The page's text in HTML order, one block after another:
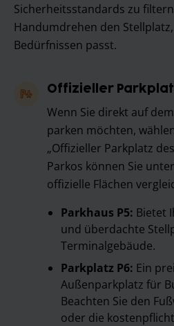
Sicherheitsstandards zu
Handumdrehen den
Bedürfnissen passt.
Offizieller
Wenn Sie direkt auf
parken möchten,
„Offizieller Parkplatz
Parkos können Sie
offizielle Flächen
Parkhaus P5: Bietet
und überdachte
Terminalgebäude.
Parkplatz P6: Ein
Außenparkplatz für
Beachten Sie den
oder die